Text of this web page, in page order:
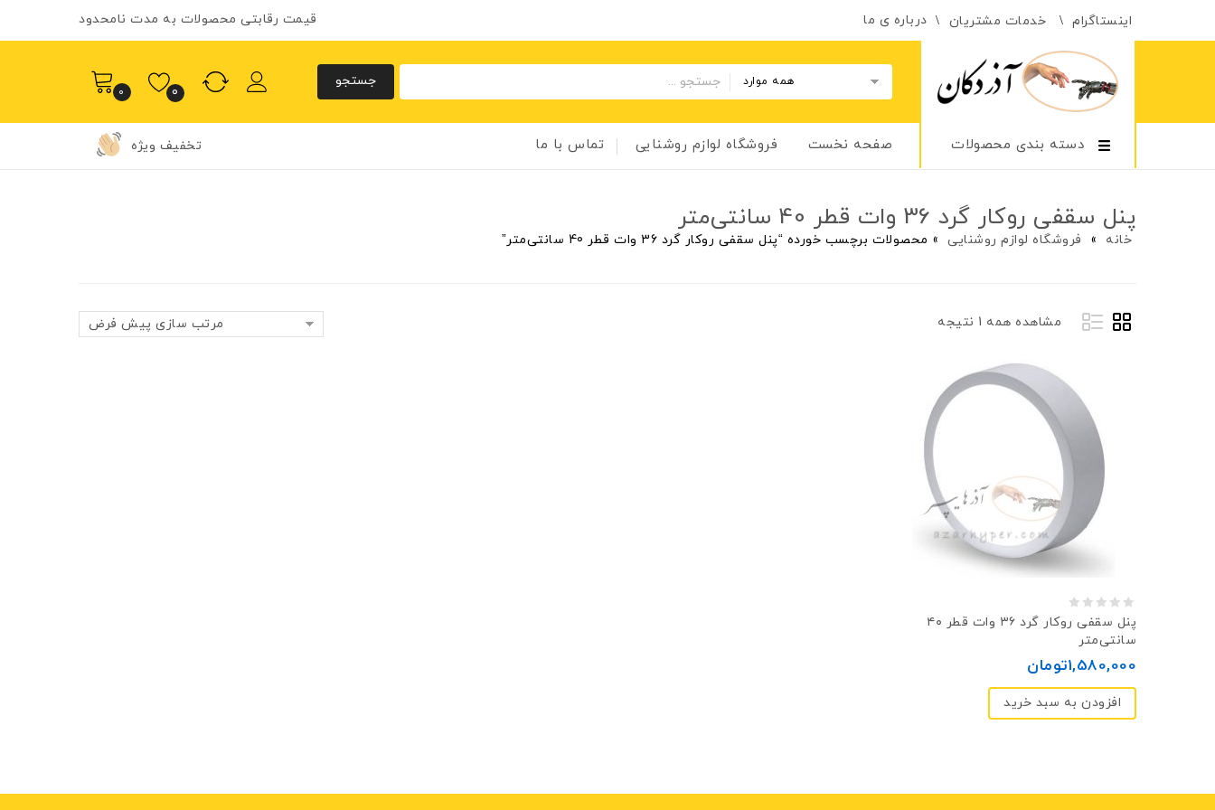
قیمت رقابتی محصولات به مدت نامحدود اینستاگرام خدمات مشتریان درباره ی ما
همه موارد
0
0
دسته بندی محصولات صفحه نخست فروشگاه لوازم روشنایی تماس با ما تخفیف ویژه
پنل سقفی روکار گرد 36 وات قطر 40 سانتی‌متر
خانه » فروشگاه لوازم روشنایی » محصولات برچسب خورده “پنل سقفی روکار گرد 36 وات قطر 40 سانتی‌متر”
مشاهده همه 1 نتیجه مرتب سازی پیش فرض
out
of
5
پنل سقفی روکار گرد ۳۶ وات قطر ۴۰
سانتی‌متر
1,580,000تومان
افزودن به سبد خرید